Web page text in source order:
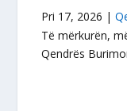
Pri 17, 2026 |
Të mërkurën,
Qendrës